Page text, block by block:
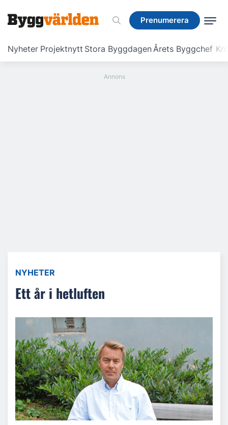
Prenumerera
Nyheter Projektnytt Stora ByggdagenÅrets Byggchef
Prenumerera
NYHETER
Ett år i hetluften